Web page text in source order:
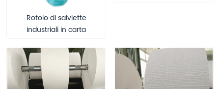
Rotolo di salviette
industriali in carta
assorbente ad alta
resistenza per la pulizia
industriale